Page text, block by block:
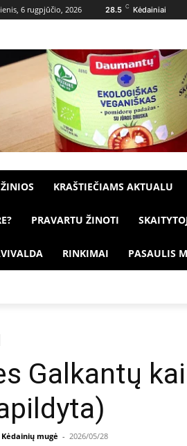
6 rugpjūčio, 2026 28.5 C Kėdainiai
KRAŠTIEČIAMS AKTUALU
PRAVARTU ŽINOTI
RINKIMAI PASAULIS
Galkantų
Kėdainių mugė - 2026/05/28